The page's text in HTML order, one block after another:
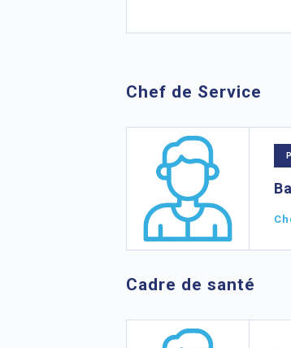
Chef de Service
Cadre de santé